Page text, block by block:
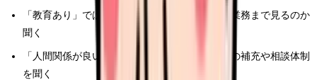
「教育あり」ではなく、誰が、どの期間、どの業務まで見るのか
聞く
「人間関係が良い」ではなく、退職者が出た時の補充や相談体制
を聞く